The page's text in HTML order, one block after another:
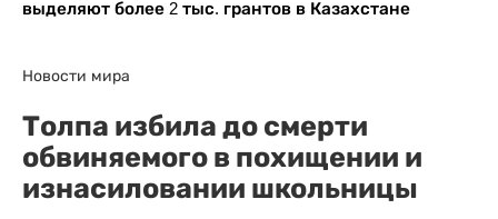
выделяют более 2 тыс. грантов в Казахстане
Новости мира
Толпа избила до смерти
обвиняемого в похищении и
изнасиловании школьницы